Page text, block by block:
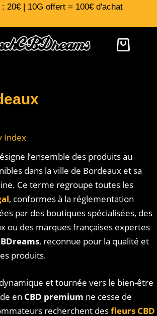
20€ | 10G offert = 100€ d'achat
Index
l’ensemble des produits au
dans la ville de Bordeaux et sa
Ce terme regroupe toutes les
, conformes à la réglementation
par des boutiques spécialisées, des
ou des marques françaises expertes
, reconnue pour la qualité et
produits.
et tournée vers le bien-être
en CBD premium ne cesse de
recherchent desfleurs CBD